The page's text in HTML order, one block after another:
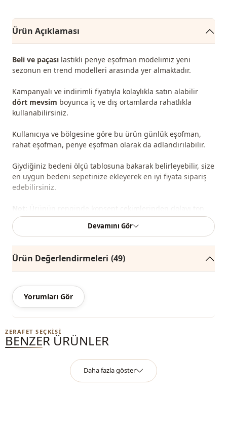
Ürün Açıklaması
Beli ve paçası lastikli penye eşofman modelimiz yeni
sezonun en trend modelleri arasında yer almaktadır.
Kampanyalı ve indirimli fiyatıyla kolaylıkla satın alabilir
dört mevsim boyunca iç ve dış ortamlarda rahatlıkla
kullanabilirsiniz.
Kullanıcıya ve bölgesine göre bu ürün günlük eşofman,
rahat eşofman, penye eşofman olarak da adlandırılabilir.
Giydiğiniz bedeni ölçü tablosuna bakarak belirleyebilir, size
en uygun bedeni sepetinize ekleyerek en iyi fiyata sipariş
edebilirsiniz.
Ürünün renginde konsept çekimlerinden dolayı ton
farklılığı olabilir.
%50 Pamuk , %50 Polyester
Kategori̇
Sti̇l Casual
Regular
Devamını Gör
Ürün Değerlendirmeleri (49)
Yorumları Gör
ZERAFET SEÇKISI
BENZER ÜRÜNLER
Daha fazla göster